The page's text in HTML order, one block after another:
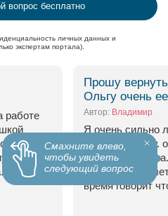
вопрос бесплатно
личных данных и
экспертам портала).
Смахните влево,
чтобы увидеть
следующий вопрос
работе
она мне
и везде
Прошу
Ольгу очень
Автор: Владимир
Я очень сильно
девушку Ольгу.
дорога и
в возрасте 20
время говорит